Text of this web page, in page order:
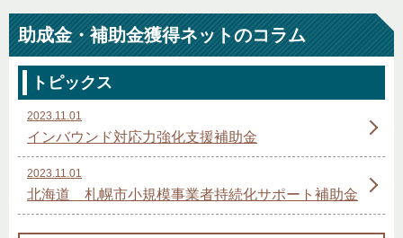
助成金・補助金獲得ネットのコラム
トピックス
2023.11.01
インバウンド対応力強化支援補助金
2023.11.01
北海道 札幌市小規模事業者持続化サポート補助金